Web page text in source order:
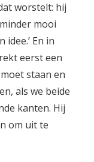
worstelt: hij
mooi
En in
eerst een
staan en
als we beide
kanten. Hij
om uit te